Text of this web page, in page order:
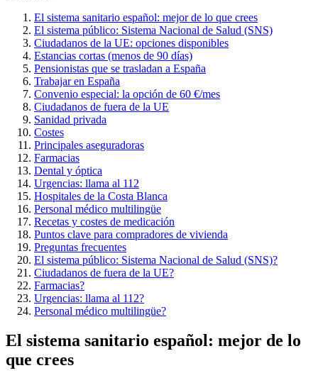
El sistema sanitario español: mejor de lo que crees
El sistema público: Sistema Nacional de Salud (SNS)
Ciudadanos de la UE: opciones disponibles
Estancias cortas (menos de 90 días)
Pensionistas que se trasladan a España
Trabajar en España
Convenio especial: la opción de 60 €/mes
Ciudadanos de fuera de la UE
Sanidad privada
Costes
Principales aseguradoras
Farmacias
Dental y óptica
Urgencias: llama al 112
Hospitales de la Costa Blanca
Personal médico multilingüe
Recetas y costes de medicación
Puntos clave para compradores de vivienda
Preguntas frecuentes
El sistema público: Sistema Nacional de Salud (SNS)?
Ciudadanos de fuera de la UE?
Farmacias?
Urgencias: llama al 112?
Personal médico multilingüe?
El sistema sanitario español: mejor de lo
que crees